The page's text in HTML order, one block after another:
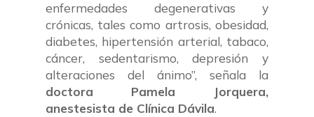
enfermedades degenerativas y
crónicas, tales como artrosis, obesidad,
diabetes, hipertensión arterial, tabaco,
cáncer, sedentarismo, depresión y
alteraciones del ánimo”, señala la
doctora Pamela Jorquera,
anestesista de Clínica Dávila.